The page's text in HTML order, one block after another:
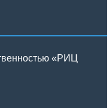
«РИЦ